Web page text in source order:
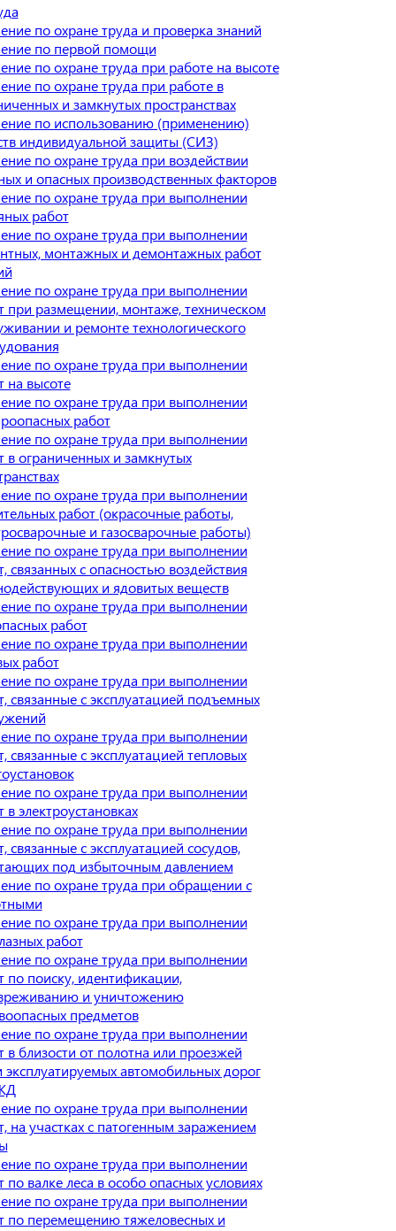
по охране труда и проверка знаний
по первой помощи
по охране труда при работе на высоте
по охране труда при работе в
и замкнутых пространствах
по использованию (применению)
индивидуальной защиты (СИЗ)
по охране труда при воздействии
и опасных производственных факторов
по охране труда при выполнении
работ
по охране труда при выполнении
монтажных и демонтажных работ
по охране труда при выполнении
при размещении, монтаже, техническом
и ремонте технологического
по охране труда при выполнении
на высоте
по охране труда при выполнении
работ
по охране труда при выполнении
в ограниченных и замкнутых
по охране труда при выполнении
работ (окрасочные работы,
и газосварочные работы)
по охране труда при выполнении
связанных с опасностью воздействия
и ядовитых веществ
по охране труда при выполнении
работ
по охране труда при выполнении
работ
по охране труда при выполнении
связанные с эксплуатацией подъемных
по охране труда при выполнении
связанные с эксплуатацией тепловых
по охране труда при выполнении
в электроустановках
по охране труда при выполнении
связанные с эксплуатацией сосудов,
под избыточным давлением
по охране труда при обращении с
по охране труда при выполнении
работ
по охране труда при выполнении
по поиску, идентификации,
и уничтожению
предметов
по охране труда при выполнении
в близости от полотна или проезжей
эксплуатируемых автомобильных дорог
по охране труда при выполнении
на участках с патогенным заражением
по охране труда при выполнении
по валке леса в особо опасных условиях
по охране труда при выполнении
по перемещению тяжеловесных и